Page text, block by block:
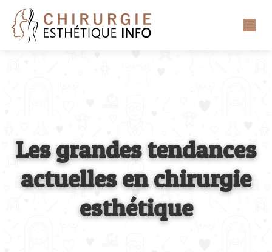
Les grandes tendances
actuelles en chirurgie
esthétique